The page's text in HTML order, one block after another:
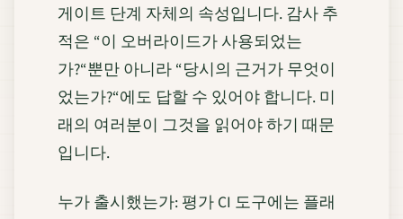
게이트 단계 자체의 속성입니다. 감사 추
적은 “이 오버라이드가 사용되었는
가?“뿐만 아니라 “당시의 근거가 무엇이
었는가?“에도 답할 수 있어야 합니다. 미
래의 여러분이 그것을 읽어야 하기 때문
입니다.
누가 출시했는가: 평가 CI 도구에는 플래